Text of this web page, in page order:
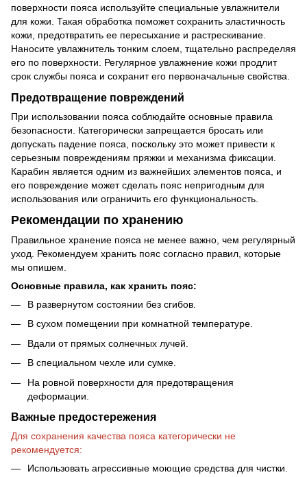
поверхности пояса используйте специальные увлажнители
для кожи. Такая обработка поможет сохранить эластичность
кожи, предотвратить ее пересыхание и растрескивание.
Наносите увлажнитель тонким слоем, тщательно распределяя
его по поверхности. Регулярное увлажнение кожи продлит
срок службы пояса и сохранит его первоначальные свойства.
Предотвращение повреждений
При использовании пояса соблюдайте основные правила
безопасности. Категорически запрещается бросать или
допускать падение пояса, поскольку это может привести к
серьезным повреждениям пряжки и механизма фиксации.
Карабин является одним из важнейших элементов пояса, и
его повреждение может сделать пояс непригодным для
использования или ограничить его функциональность.
Рекомендации по хранению
Правильное хранение пояса не менее важно, чем регулярный
уход. Рекомендуем хранить пояс согласно правил, которые
мы опишем.
Основные правила, как хранить пояс:
В развернутом состоянии без сгибов.
В сухом помещении при комнатной температуре.
Вдали от прямых солнечных лучей.
В специальном чехле или сумке.
На ровной поверхности для предотвращения
деформации.
Важные предостережения
Для сохранения качества пояса категорически не
рекомендуется:
Использовать агрессивные моющие средства для чистки.